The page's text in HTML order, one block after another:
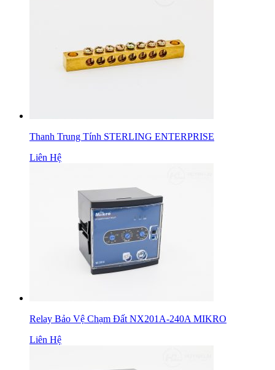
Thanh Trung Tính STERLING ENTERPRISE
Liên Hệ
Relay Bảo Vệ Chạm Đất NX201A-240A MIKRO
Liên Hệ